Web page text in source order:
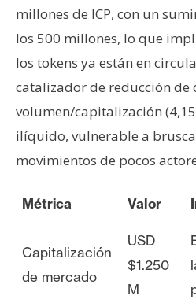
millones de ICP, con un
los 500 millones, lo que
los tokens ya están en
catalizador de reducción de
volumen/capitalización
ilíquido, vulnerable a
movimientos de pocos
Métrica Valor
Capitalización
de mercado
USD
$1.250
M